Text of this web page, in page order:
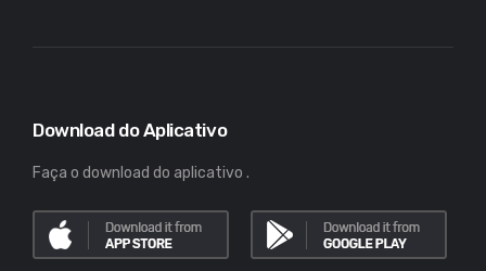
Download do Aplicativo
Faça o download do aplicativo .